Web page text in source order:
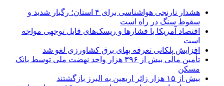
هشدار نارنجی هواشناسی برای ۴ استان؛ رگبار شدید و
سقوط سنگ در راه است
اقتصاد آمریکا با فشارها و ریسک‌های قابل توجهی مواجه
است
افزایش پلکانی تعرفه بهای برق کشاورزی لغو شد
تأمین مالی بیش از ۳۹۶ هزار واحد نهضت ملی توسط بانک
مسکن
بیش از ۱۵ هزار زائر اربعین به البرز بازگشتند